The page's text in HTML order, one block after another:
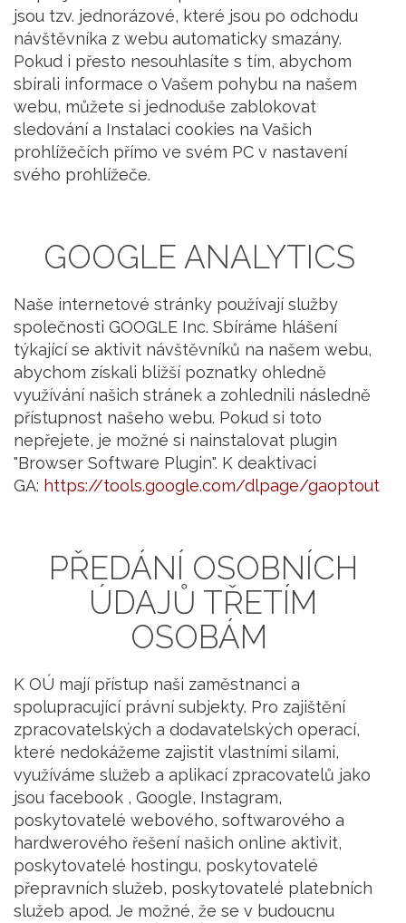
jsou tzv. jednorázové, které jsou po odchodu
návštěvníka z webu automaticky smazány.
Pokud i přesto nesouhlasíte s tím, abychom
sbírali informace o Vašem pohybu na našem
webu, můžete si jednoduše zablokovat
sledování a Instalaci cookies na Vašich
prohlížečích přímo ve svém PC v nastavení
svého prohlížeče.
GOOGLE ANALYTICS
Naše internetové stránky používají služby
společnosti GOOGLE Inc. Sbíráme hlášení
týkající se aktivit návštěvníků na našem webu,
abychom získali bližší poznatky ohledně
využívání našich stránek a zohlednili následně
přístupnost našeho webu. Pokud si toto
nepřejete, je možné si nainstalovat plugin
"Browser Software Plugin". K deaktivaci
GA: https://tools.google.com/dlpage/gaoptout
PŘEDÁNÍ OSOBNÍCH
ÚDAJŮ TŘETÍM
OSOBÁM
K OÚ mají přístup naši zaměstnanci a
spolupracující právní subjekty. Pro zajištění
zpracovatelských a dodavatelských operací,
které nedokážeme zajistit vlastními silami,
využíváme služeb a aplikací zpracovatelů jako
jsou facebook , Google, Instagram,
poskytovatelé webového, softwarového a
hardwerového řešení našich online aktivit,
poskytovatelé hostingu, poskytovatelé
přepravních služeb, poskytovatelé platebních
služeb apod. Je možné, že se v budoucnu